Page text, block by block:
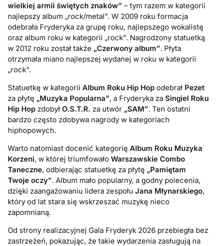
wielkiej armii świętych znaków”– tym razem w kategorii
najlepszy album „rock/metal”. W 2009 roku formacja
odebrała Fryderyka za grupę roku, najlepszego wokalistę
oraz album roku w kategorii „rock”. Nagrodzony statuetką
w 2012 roku został także „Czerwony album”. Płyta
otrzymała miano najlepszej wydanej w roku w kategorii
„rock”.
Statuetkę w kategoriiAlbum Roku Hip Hop odebrał Pezet
za płytę „Muzyka Popularna”, a Fryderyka zaSingiel Roku
Hip Hop zdobyłO.S.T.R. za utwór „SAM”.Ten ostatni
bardzo często zdobywa nagrody w kategoriach
hiphopowych.
Warto natomiast docenić kategorięAlbum Roku Muzyka
Korzeni, w której triumfowałoWarszawskie Combo
Taneczne, odbierając statuetkę za płytę „Pamiętam
Twoje oczy”. Album mało popularny, a godny polecenia,
dzięki zaangażowaniu lidera zespołu Jana Młynarskiego,
który od lat stara się wskrzeszać muzykę nieco
zapomnianą.
Od strony realizacyjnej Gala Fryderyk 2026 przebiegła bez
zastrzeżeń, pokazując, że takie wydarzenia zasługują na